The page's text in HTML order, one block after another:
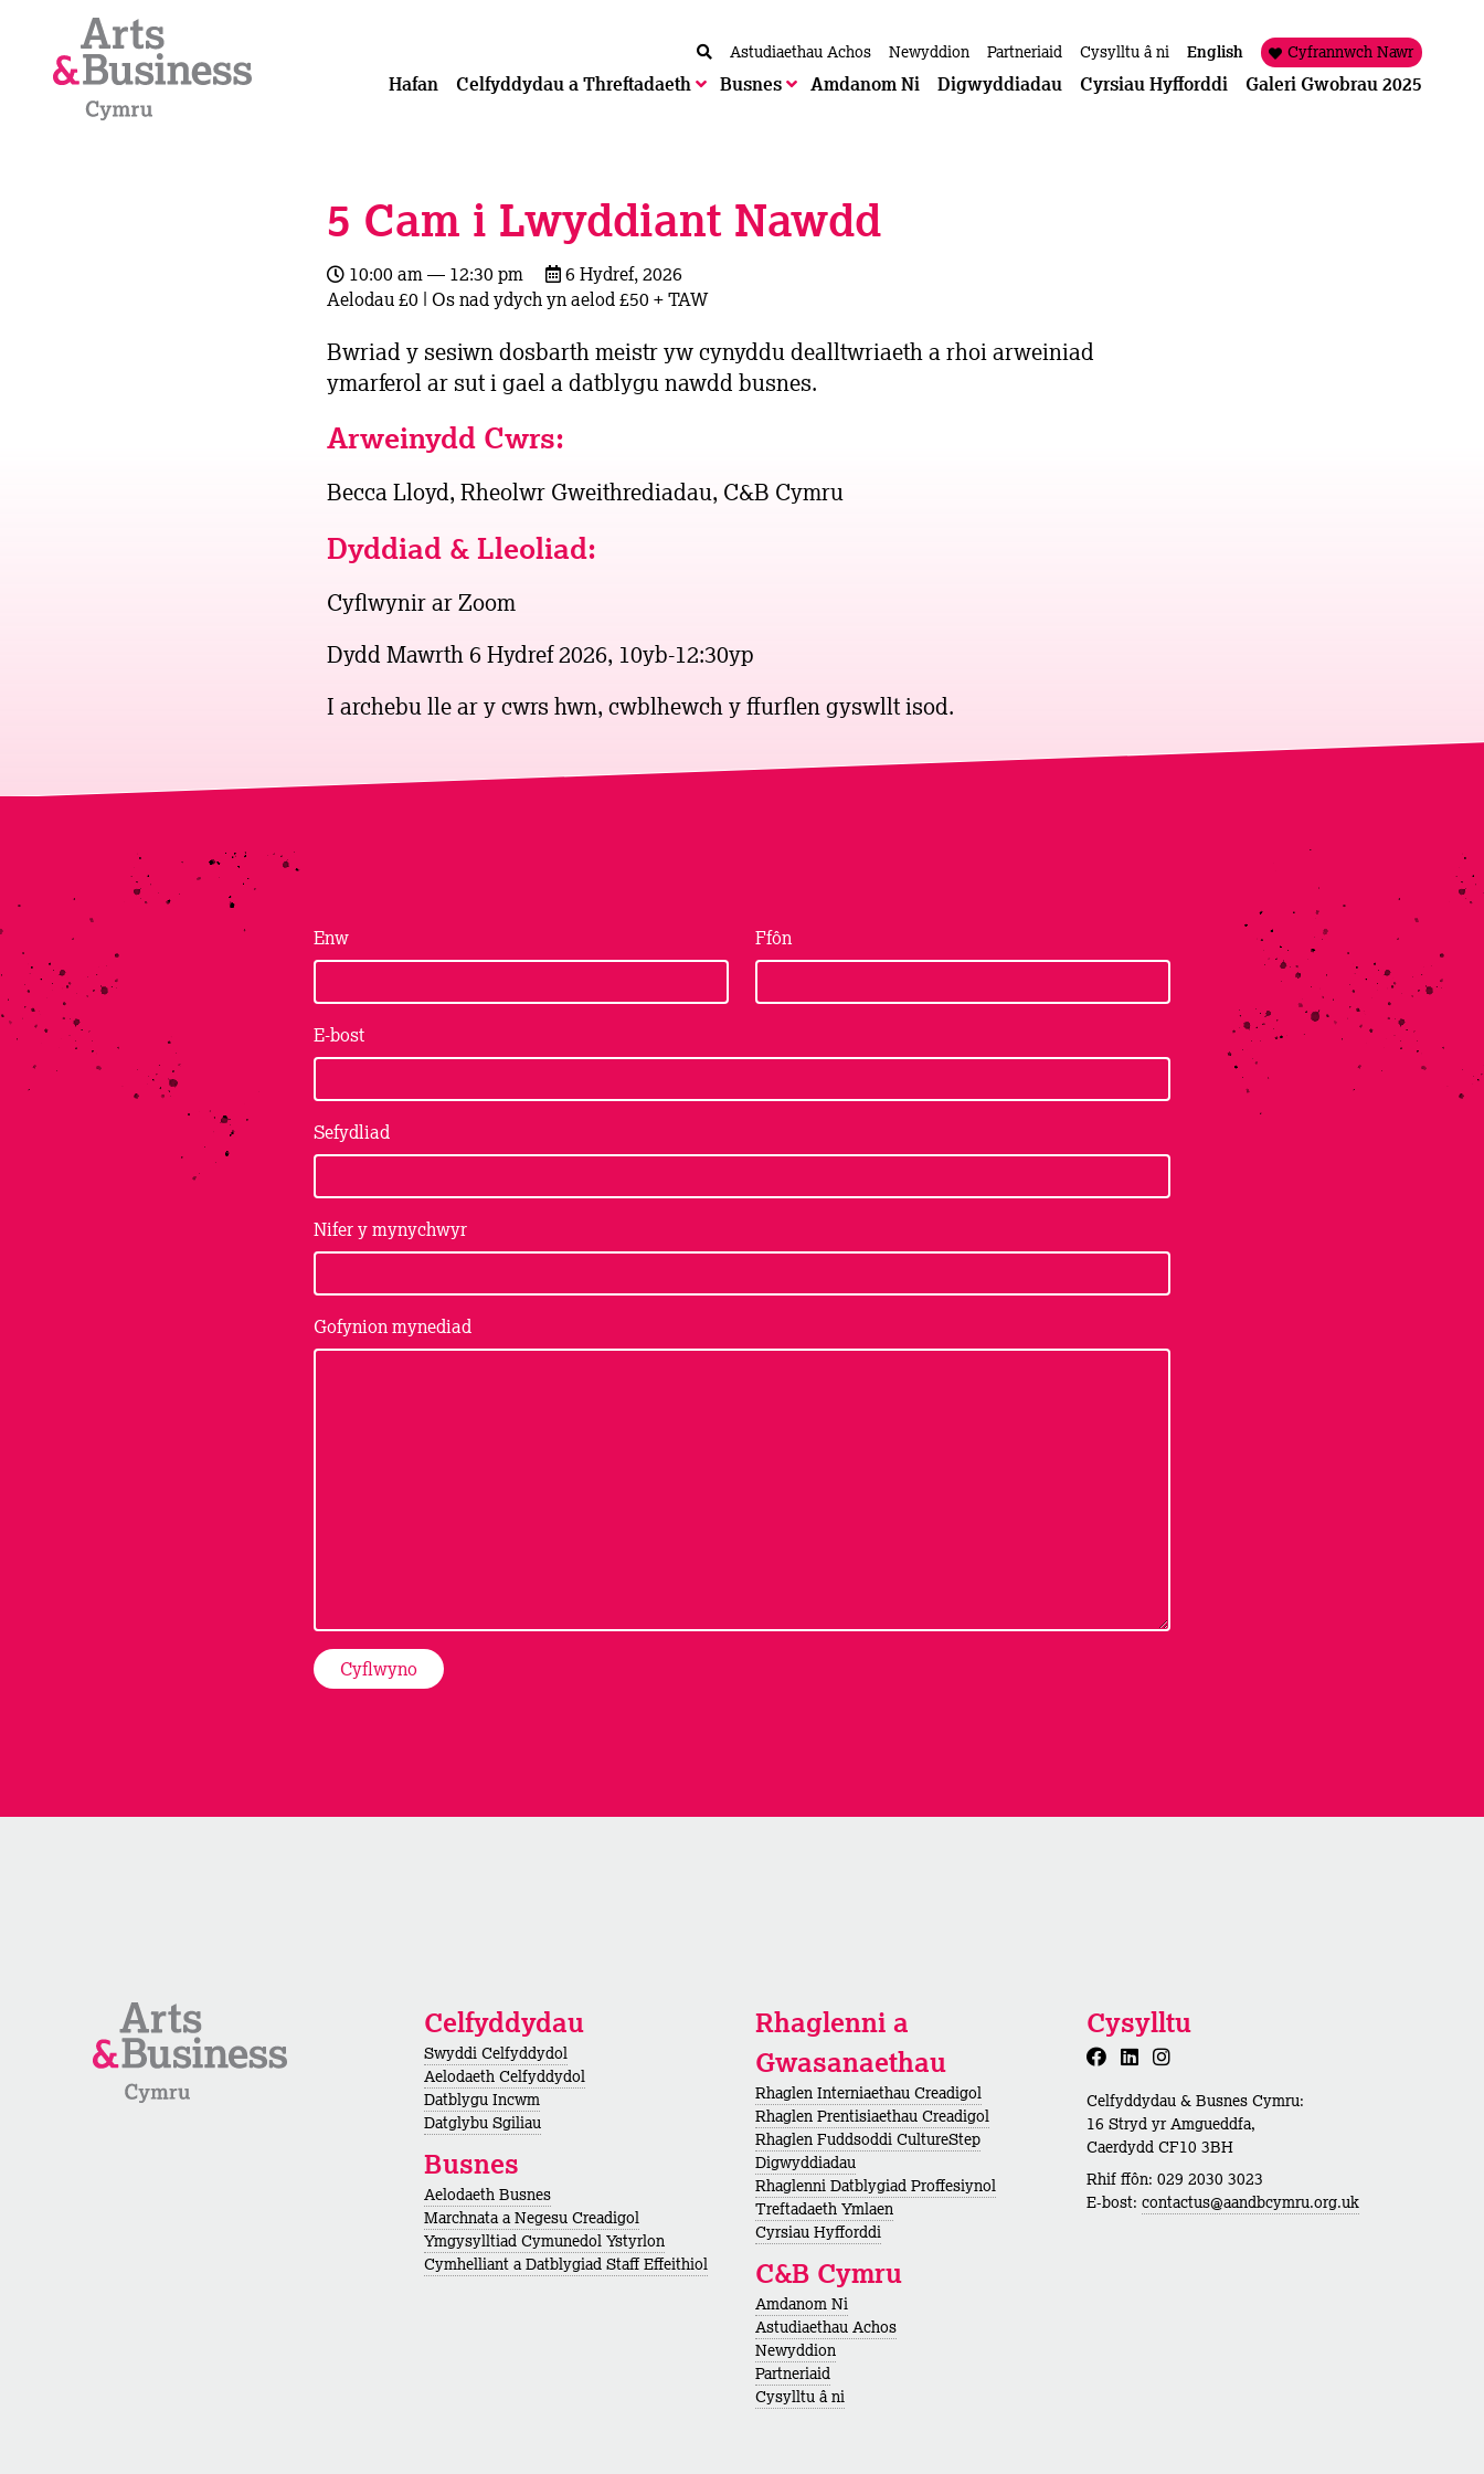
Mynd i'r cynnwys
Hafan Celfyddydau a Threftadaeth Busnes Amdanom Ni Digwyddiadau Cyrsiau Hyfforddi Galeri Gwobrau 2025
Astudiaethau Achos Newyddion Partneriaid Cysylltu â ni English Cyfrannwch Nawr
5 Cam i Lwyddiant Nawdd
10:00 am — 12:30 pm
6 Hydref, 2026
Aelodau £0 | Os nad ydych yn aelod £50 + TAW
Bwriad y sesiwn dosbarth meistr yw cynyddu dealltwriaeth a rhoi arweiniad
ymarferol ar sut i gael a datblygu nawdd busnes.
Arweinydd Cwrs:
Becca Lloyd, Rheolwr Gweithrediadau, C&B Cymru
Dyddiad & Lleoliad:
Cyflwynir ar Zoom
Dydd Mawrth 6 Hydref 2026, 10yb-12:30yp
I archebu lle ar y cwrs hwn, cwblhewch y ffurflen gyswllt isod.
Enw Ffôn
E-bost
Sefydliad
Nifer y mynychwyr
Gofynion mynediad
Celfyddydau
Swyddi Celfyddydol
Aelodaeth Celfyddydol
Datblygu Incwm
Datglybu Sgiliau
Busnes
Aelodaeth Busnes
Marchnata a Negesu Creadigol
Ymgysylltiad Cymunedol Ystyrlon
Cymhelliant a Datblygiad Staff Effeithiol
Rhaglenni a
Gwasanaethau
Rhaglen Interniaethau Creadigol
Rhaglen Prentisiaethau Creadigol
Rhaglen Fuddsoddi CultureStep
Digwyddiadau
Rhaglenni Datblygiad Proffesiynol
Treftadaeth Ymlaen
Cyrsiau Hyfforddi
C&B Cymru
Amdanom Ni
Astudiaethau Achos
Newyddion
Partneriaid
Cysylltu â ni
Cysylltu
Celfyddydau & Busnes Cymru:
16 Stryd yr Amgueddfa,
Caerdydd CF10 3BH
Rhif ffôn: 029 2030 3023
E-bost: contactus@aandbcymru.org.uk